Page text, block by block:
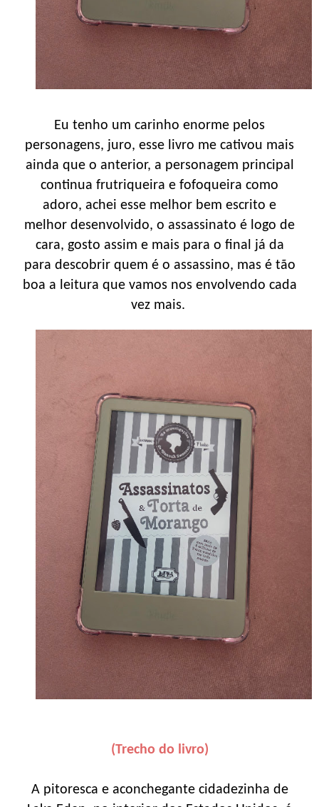
Eu tenho um carinho enorme pelos
personagens, juro, esse livro me cativou mais
ainda que o anterior, a personagem principal
continua frutriqueira e fofoqueira como
adoro, achei esse melhor bem escrito e
melhor desenvolvido, o assassinato é logo de
cara, gosto assim e mais para o final já da
para descobrir quem é o assassino, mas é tão
boa a leitura que vamos nos envolvendo cada
vez mais.
(Trecho do livro)
A pitoresca e aconchegante cida­dezinha de